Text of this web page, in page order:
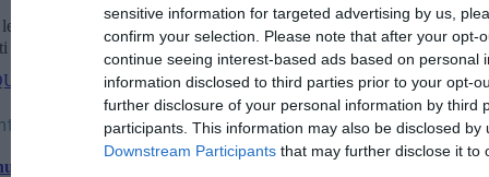
sensitive information for targeted advertising by us,
confirm your selection. Please note that after your opt-
continue seeing interest-based ads based on personal
information disclosed to third parties prior to your opt-
further disclosure of your personal information by third
participants. This information may also be disclosed
Downstream Participants that may further disclose it to
notizie principali della Toscana iscriviti alla
Newsletter QUInews -
i giorni alle 20:00 direttamente nella tua casella di posta.
anche:
casi nel Pisano